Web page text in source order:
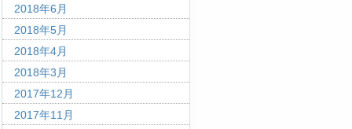
2018年6月
2018年5月
2018年4月
2018年3月
2017年12月
2017年11月